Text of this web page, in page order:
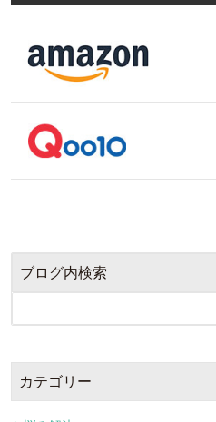
ブログ内検索
カテゴリー